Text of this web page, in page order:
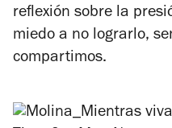
reflexión sobre la
miedo a no lograrlo,
compartimos.